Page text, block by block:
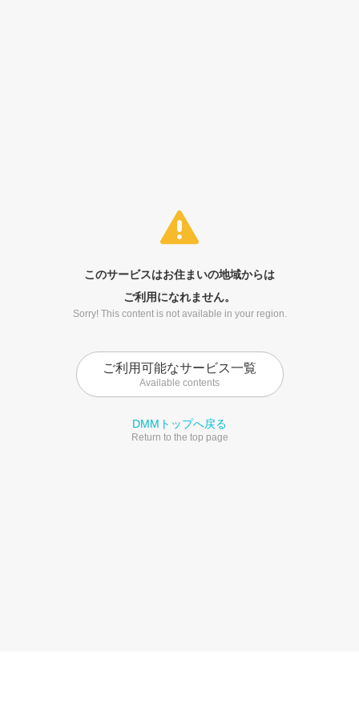
このサービスはお住まいの地域からは
ご利用になれません。
Sorry! This content is not available in your region.
ご利用可能なサービス一覧
Available contents
DMMトップへ戻る
Return to the top page